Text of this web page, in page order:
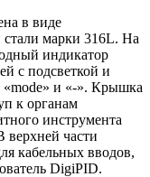
в виде
марки 316L. На
индикатор
с подсветкой и
«mode» и «-». Крышка
к органам
инструмента
верхней части
кабельных вводов,
DigiPID.